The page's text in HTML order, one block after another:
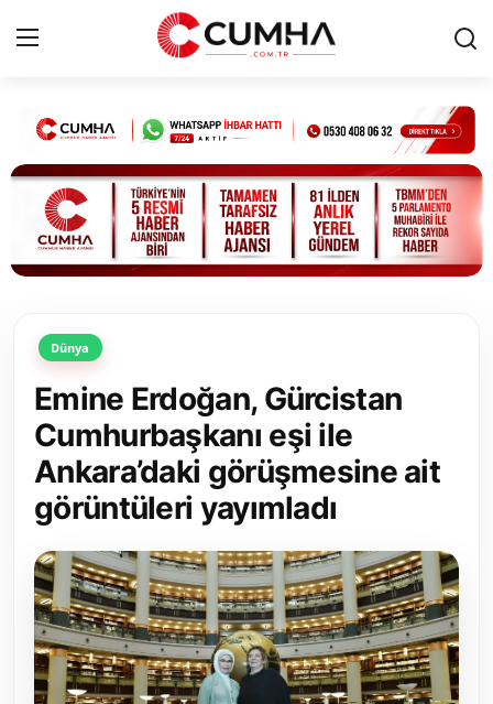
Kurumsal
Cumhurbaşkanlığı
Bakanlıklar
Siyasi Partiler
Yerel Yönetimler
Mülki İdare
Toplum ve Yaşam
Sivil Toplum Kuruluşları
Kamu Kurumları ve Üst Kurullar
Resmi Reklamlar
Dünya
Emine Erdoğan, Gürcistan
Cumhurbaşkanı eşi ile
Ankara’daki görüşmesine ait
görüntüleri yayımladı